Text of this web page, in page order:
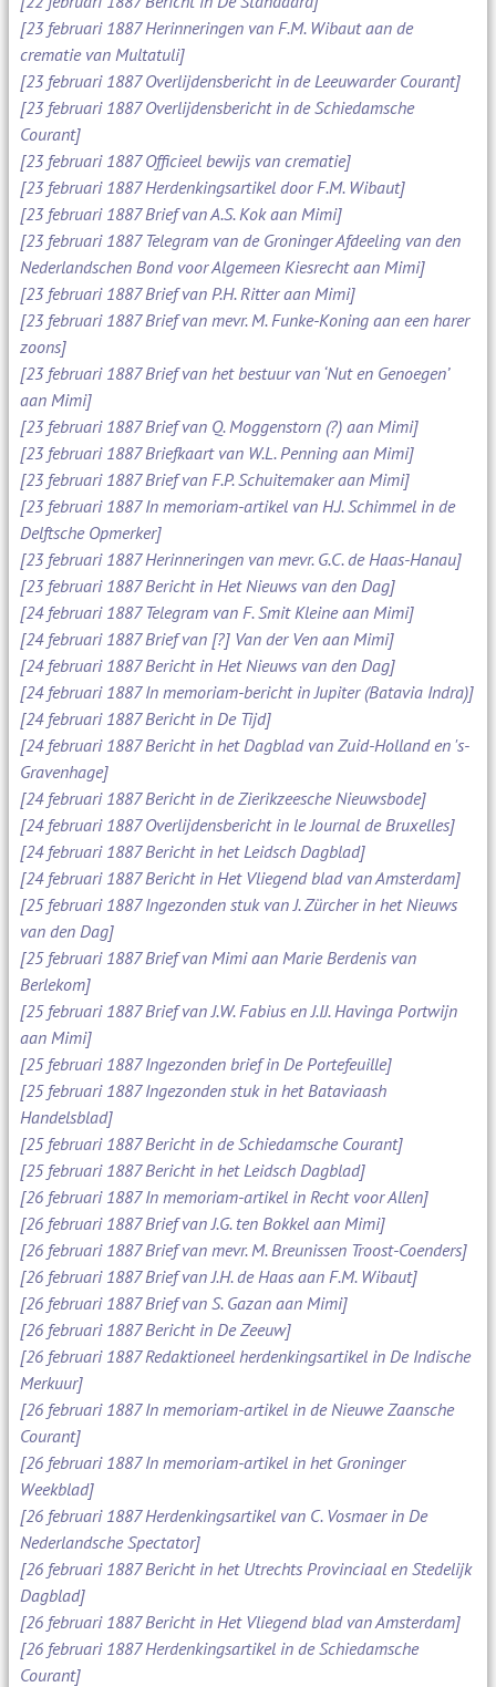
[23 februari 1887 Herinneringen van F.M. Wibaut aan de
crematie van Multatuli]
[23 februari 1887 Overlijdensbericht in de Leeuwarder Courant]
[23 februari 1887 Overlijdensbericht in de Schiedamsche
Courant]
[23 februari 1887 Officieel bewijs van crematie]
[23 februari 1887 Herdenkingsartikel door F.M. Wibaut]
[23 februari 1887 Brief van A.S. Kok aan Mimi]
[23 februari 1887 Telegram van de Groninger Afdeeling van den
Nederlandschen Bond voor Algemeen Kiesrecht aan Mimi]
[23 februari 1887 Brief van P.H. Ritter aan Mimi]
[23 februari 1887 Brief van mevr. M. Funke-Koning aan een harer
zoons]
[23 februari 1887 Brief van het bestuur van ‘Nut en Genoegen’
aan Mimi]
[23 februari 1887 Brief van Q. Moggenstorn (?) aan Mimi]
[23 februari 1887 Briefkaart van W.L. Penning aan Mimi]
[23 februari 1887 Brief van F.P. Schuitemaker aan Mimi]
[23 februari 1887 In memoriam-artikel van H.J. Schimmel in de
Delftsche Opmerker]
[23 februari 1887 Herinneringen van mevr. G.C. de Haas-Hanau]
[23 februari 1887 Bericht in Het Nieuws van den Dag]
[24 februari 1887 Telegram van F. Smit Kleine aan Mimi]
[24 februari 1887 Brief van [?] Van der Ven aan Mimi]
[24 februari 1887 Bericht in Het Nieuws van den Dag]
[24 februari 1887 In memoriam-bericht in Jupiter (Batavia Indra)]
[24 februari 1887 Bericht in De Tijd]
[24 februari 1887 Bericht in het Dagblad van Zuid-Holland en 's-
Gravenhage]
[24 februari 1887 Bericht in de Zierikzeesche Nieuwsbode]
[24 februari 1887 Overlijdensbericht in le Journal de Bruxelles]
[24 februari 1887 Bericht in het Leidsch Dagblad]
[24 februari 1887 Bericht in Het Vliegend blad van Amsterdam]
[25 februari 1887 Ingezonden stuk van J. Zürcher in het Nieuws
van den Dag]
[25 februari 1887 Brief van Mimi aan Marie Berdenis van
Berlekom]
[25 februari 1887 Brief van J.W. Fabius en J.IJ. Havinga Portwijn
aan Mimi]
[25 februari 1887 Ingezonden brief in De Portefeuille]
[25 februari 1887 Ingezonden stuk in het Bataviaash
Handelsblad]
[25 februari 1887 Bericht in de Schiedamsche Courant]
[25 februari 1887 Bericht in het Leidsch Dagblad]
[26 februari 1887 In memoriam-artikel in Recht voor Allen]
[26 februari 1887 Brief van J.G. ten Bokkel aan Mimi]
[26 februari 1887 Brief van mevr. M. Breunissen Troost-Coenders]
[26 februari 1887 Brief van J.H. de Haas aan F.M. Wibaut]
[26 februari 1887 Brief van S. Gazan aan Mimi]
[26 februari 1887 Bericht in De Zeeuw]
[26 februari 1887 Redaktioneel herdenkingsartikel in De Indische
Merkuur]
[26 februari 1887 In memoriam-artikel in de Nieuwe Zaansche
Courant]
[26 februari 1887 In memoriam-artikel in het Groninger
Weekblad]
[26 februari 1887 Herdenkingsartikel van C. Vosmaer in De
Nederlandsche Spectator]
[26 februari 1887 Bericht in het Utrechts Provinciaal en Stedelijk
Dagblad]
[26 februari 1887 Bericht in Het Vliegend blad van Amsterdam]
[26 februari 1887 Herdenkingsartikel in de Schiedamsche
Courant]